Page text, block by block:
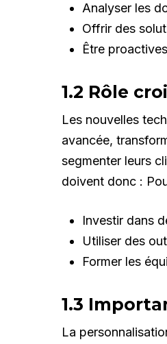
Analyser les
Offrir des
Être
1.2 Rôle
Les nouvelles
avancée,
segmenter leurs
doivent donc :
Investir dans
Utiliser des
Former les
1.3
La